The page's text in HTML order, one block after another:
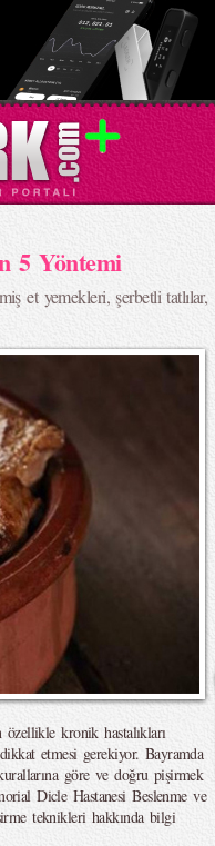
5 Yöntemi
et yemekleri, şerbetli tatlılar,
kronik hastalıkları
etmesi gerekiyor. Bayramda
göre ve doğru pişirmek
Dicle Hastanesi Beslenme ve
teknikleri hakkında bilgi